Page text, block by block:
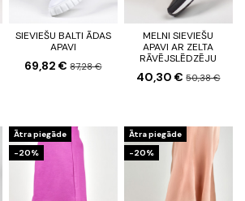
SIEVIEŠU BALTI ĀDAS
APAVI
69,82 €87,28 €
MELNI SIEVIEŠU
APAVI AR ZELTA
RĀVĒJSLĒDZĒJU
40,30 €50,38 €
Ātra piegāde
-20%
Ātra piegāde
-20%